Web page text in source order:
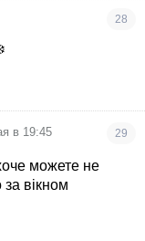
28
в 19:45 29
можете не
вікном